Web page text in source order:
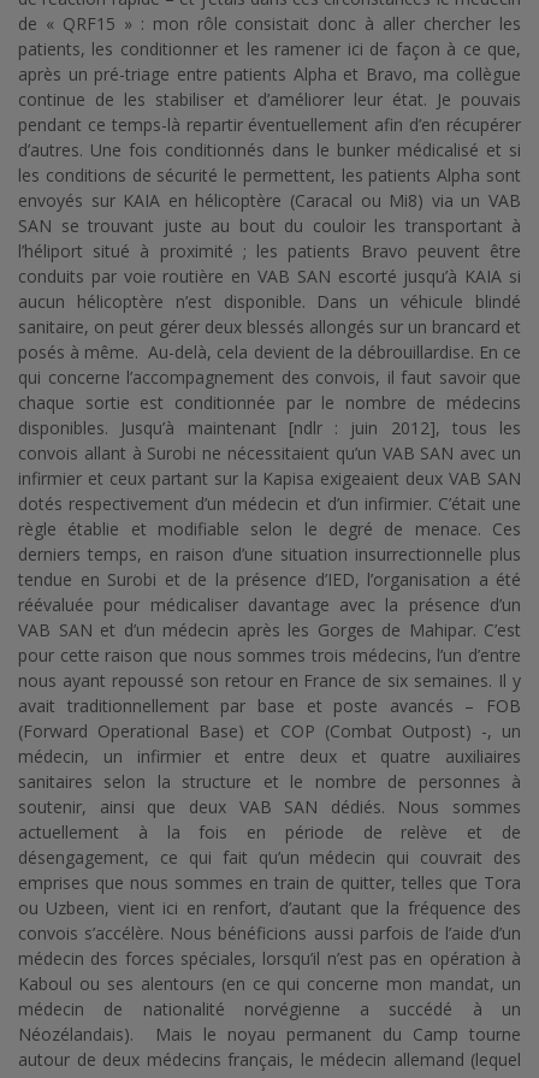
de « QRF15 » : mon rôle consistait donc à aller chercher les
patients, les conditionner et les ramener ici de façon à ce que,
après un pré-triage entre patients Alpha et Bravo, ma collègue
continue de les stabiliser et d’améliorer leur état. Je pouvais
pendant ce temps-là repartir éventuellement afin d’en récupérer
d’autres. Une fois conditionnés dans le bunker médicalisé et si
les conditions de sécurité le permettent, les patients Alpha sont
envoyés sur KAIA en hélicoptère (Caracal ou Mi8) via un VAB
SAN se trouvant juste au bout du couloir les transportant à
l’héliport situé à proximité ; les patients Bravo peuvent être
conduits par voie routière en VAB SAN escorté jusqu’à KAIA si
aucun hélicoptère n’est disponible. Dans un véhicule blindé
sanitaire, on peut gérer deux blessés allongés sur un brancard et
posés à même. Au-delà, cela devient de la débrouillardise. En ce
qui concerne l’accompagnement des convois, il faut savoir que
chaque sortie est conditionnée par le nombre de médecins
disponibles. Jusqu’à maintenant [ndlr : juin 2012], tous les
convois allant à Surobi ne nécessitaient qu’un VAB SAN avec un
infirmier et ceux partant sur la Kapisa exigeaient deux VAB SAN
dotés respectivement d’un médecin et d’un infirmier. C’était une
règle établie et modifiable selon le degré de menace. Ces
derniers temps, en raison d’une situation insurrectionnelle plus
tendue en Surobi et de la présence d’IED, l’organisation a été
réévaluée pour médicaliser davantage avec la présence d’un
VAB SAN et d’un médecin après les Gorges de Mahipar. C’est
pour cette raison que nous sommes trois médecins, l’un d’entre
nous ayant repoussé son retour en France de six semaines. Il y
avait traditionnellement par base et poste avancés – FOB
(Forward Operational Base) et COP (Combat Outpost) -, un
médecin, un infirmier et entre deux et quatre auxiliaires
sanitaires selon la structure et le nombre de personnes à
soutenir, ainsi que deux VAB SAN dédiés. Nous sommes
actuellement à la fois en période de relève et de
désengagement, ce qui fait qu’un médecin qui couvrait des
emprises que nous sommes en train de quitter, telles que Tora
ou Uzbeen, vient ici en renfort, d’autant que la fréquence des
convois s’accélère. Nous bénéficions aussi parfois de l’aide d’un
médecin des forces spéciales, lorsqu’il n’est pas en opération à
Kaboul ou ses alentours (en ce qui concerne mon mandat, un
médecin de nationalité norvégienne a succédé à un
Néozélandais). Mais le noyau permanent du Camp tourne
autour de deux médecins français, le médecin allemand (lequel